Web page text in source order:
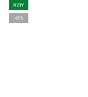
NEW
-45%